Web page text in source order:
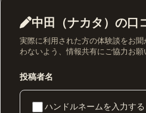
中田（ナカタ）の口
実際に利用された方の体験談をお
わないよう、情報共有にご協力お願
投稿者名
ハンドルネームを入力する